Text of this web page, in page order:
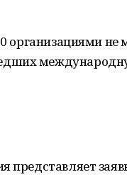
организациями не
представляет